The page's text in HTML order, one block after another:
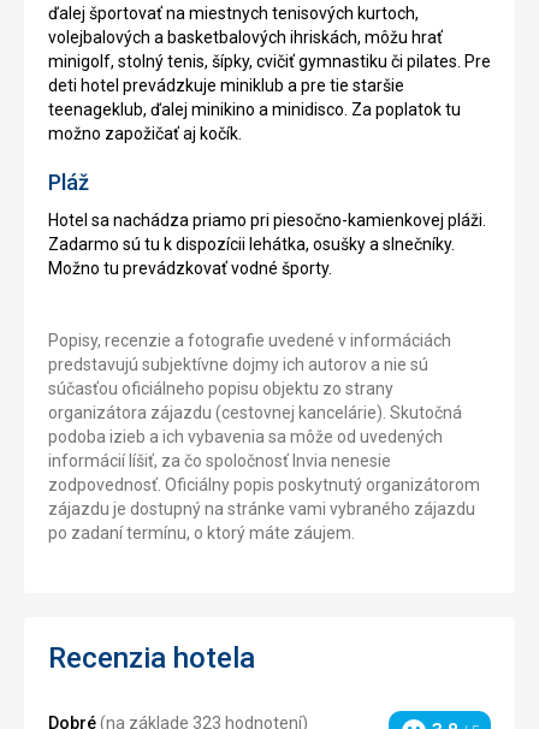
ďalej športovať na miestnych tenisových kurtoch,
volejbalových a basketbalových ihriskách, môžu hrať
minigolf, stolný tenis, šípky, cvičiť gymnastiku či pilates. Pre
deti hotel prevádzkuje miniklub a pre tie staršie
teenageklub, ďalej minikino a minidisco. Za poplatok tu
možno zapožičať aj kočík.
Pláž
Hotel sa nachádza priamo pri piesočno-kamienkovej pláži.
Zadarmo sú tu k dispozícii lehátka, osušky a slnečníky.
Možno tu prevádzkovať vodné športy.
Popisy, recenzie a fotografie uvedené v informáciách
predstavujú subjektívne dojmy ich autorov a nie sú
súčasťou oficiálneho popisu objektu zo strany
organizátora zájazdu (cestovnej kancelárie). Skutočná
podoba izieb a ich vybavenia sa môže od uvedených
informácií líšiť, za čo spoločnosť Invia nenesie
zodpovednosť. Oficiálny popis poskytnutý organizátorom
zájazdu je dostupný na stránke vami vybraného zájazdu
po zadaní termínu, o ktorý máte záujem.
Recenzia hotela
Dobré(na základe 323 hodnotení)